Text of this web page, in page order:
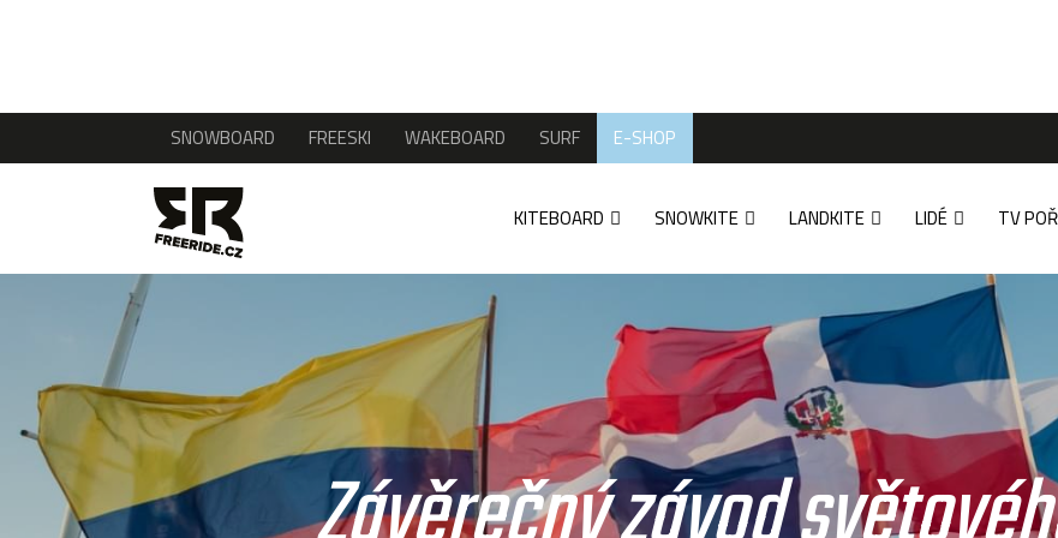
SNOWBOARD FREESKI WAKEBOARD SURF E-SHOP
KITEBOARD SNOWKITE LANDKITE LIDÉ TV